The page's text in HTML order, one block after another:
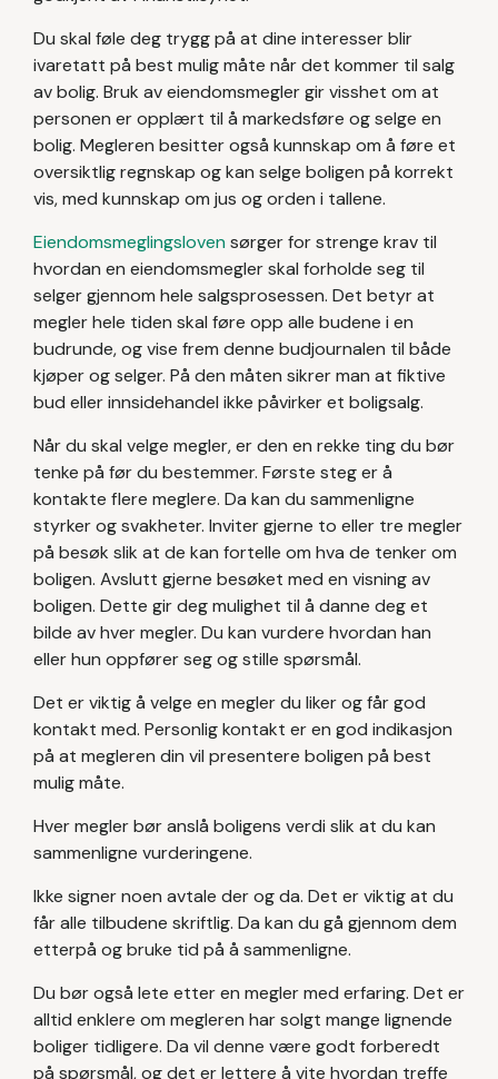
Du skal føle deg trygg på at dine interesser blir
ivaretatt på best mulig måte når det kommer til salg
av bolig. Bruk av eiendomsmegler gir visshet om at
personen er opplært til å markedsføre og selge en
bolig. Megleren besitter også kunnskap om å føre et
oversiktlig regnskap og kan selge boligen på korrekt
vis, med kunnskap om jus og orden i tallene.
Eiendomsmeglingslovensørger for strenge krav til
hvordan en eiendomsmegler skal forholde seg til
selger gjennom hele salgsprosessen. Det betyr at
megler hele tiden skal føre opp alle budene i en
budrunde, og vise frem denne budjournalen til både
kjøper og selger. På den måten sikrer man at fiktive
bud eller innsidehandel ikke påvirker et boligsalg.
Når du skal velge megler, er den en rekke ting du bør
tenke på før du bestemmer. Første steg er å
kontakte flere meglere. Da kan du sammenligne
styrker og svakheter. Inviter gjerne to eller tre megler
på besøk slik at de kan fortelle om hva de tenker om
boligen. Avslutt gjerne besøket med en visning av
boligen. Dette gir deg mulighet til å danne deg et
bilde av hver megler. Du kan vurdere hvordan han
eller hun oppfører seg og stille spørsmål.
Det er viktig å velge en megler du liker og får god
kontakt med. Personlig kontakt er en god indikasjon
på at megleren din vil presentere boligen på best
mulig måte.
Hver megler bør anslå boligens verdi slik at du kan
sammenligne vurderingene.
Ikke signer noen avtale der og da. Det er viktig at du
får alle tilbudene skriftlig. Da kan du gå gjennom dem
etterpå og bruke tid på å sammenligne.
Du bør også lete etter en megler med erfaring. Det er
alltid enklere om megleren har solgt mange lignende
boliger tidligere. Da vil denne være godt forberedt
på spørsmål, og det er lettere å vite hvordan treffe